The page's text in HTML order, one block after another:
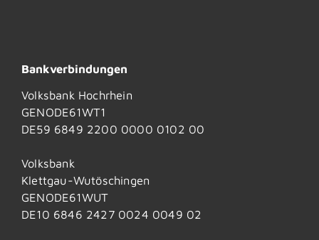
Bankverbindungen
Volksbank Hochrhein
GENODE61WT1
DE59 6849 2200 0000 0102 00
Volksbank
Klettgau-Wutöschingen
GENODE61WUT
DE10 6846 2427 0024 0049 02